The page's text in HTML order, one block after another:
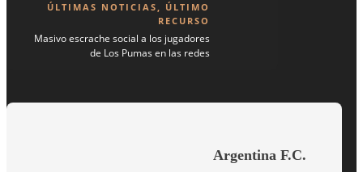
ÚLTIMAS NOTICIAS
ÚLTIMO
RECURSO
Masivo escrache social a los jugadores
de Los Pumas en las redes
Argentina F.C.